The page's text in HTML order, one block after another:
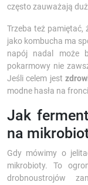
często zauważają
Trzeba też pamiętać,
jako kombucha ma
napój nadal może
pokarmowy nie
Jeśli celem jest
modne hasła na
Jak
na
Gdy mówimy o
mikrobioty. To
drobnoustrojów